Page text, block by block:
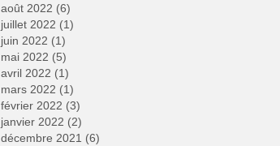
août 2022 (6)
juillet 2022 (1)
juin 2022 (1)
mai 2022 (5)
avril 2022 (1)
mars 2022 (1)
février 2022 (3)
janvier 2022 (2)
décembre 2021 (6)